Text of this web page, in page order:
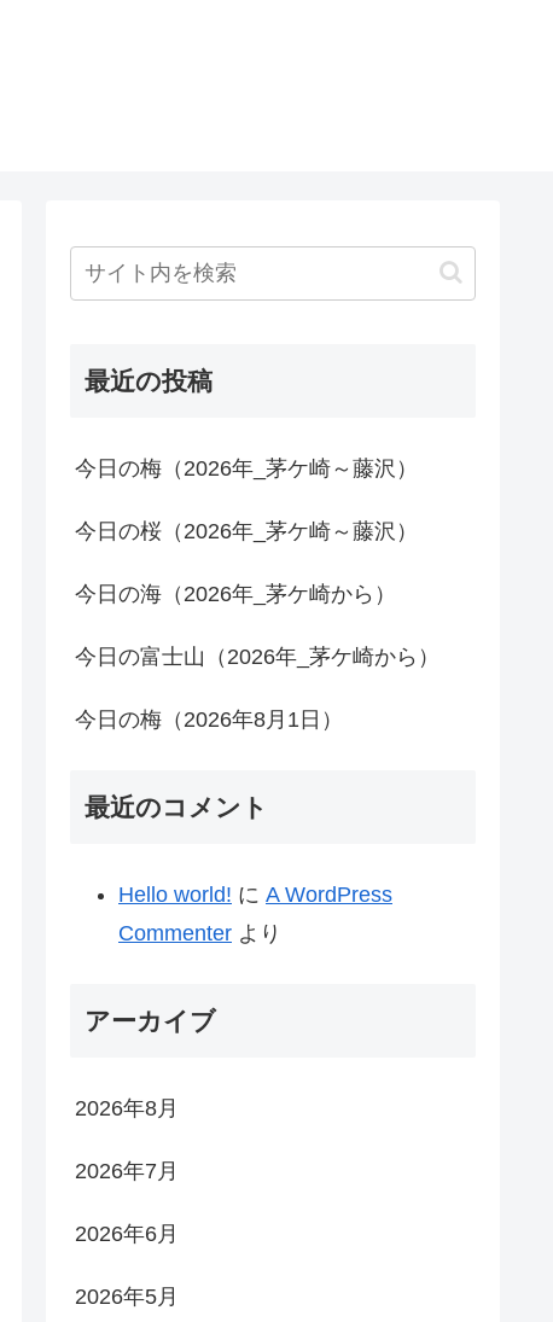
最近の投稿
今日の梅（2026年_茅ケ崎～藤沢）
今日の桜（2026年_茅ケ崎～藤沢）
今日の海（2026年_茅ケ崎から）
今日の富士山（2026年_茅ケ崎から）
今日の梅（2026年8月1日）
最近のコメント
Hello world! に A WordPress
Commenter より
アーカイブ
2026年8月
2026年7月
2026年6月
2026年5月